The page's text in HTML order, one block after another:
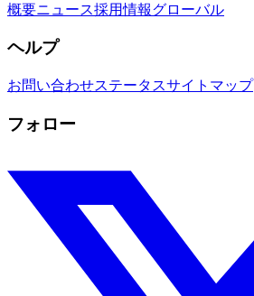
概要ニュース採用情報グローバル
ヘルプ
お問い合わせステータスサイトマップ
フォロー